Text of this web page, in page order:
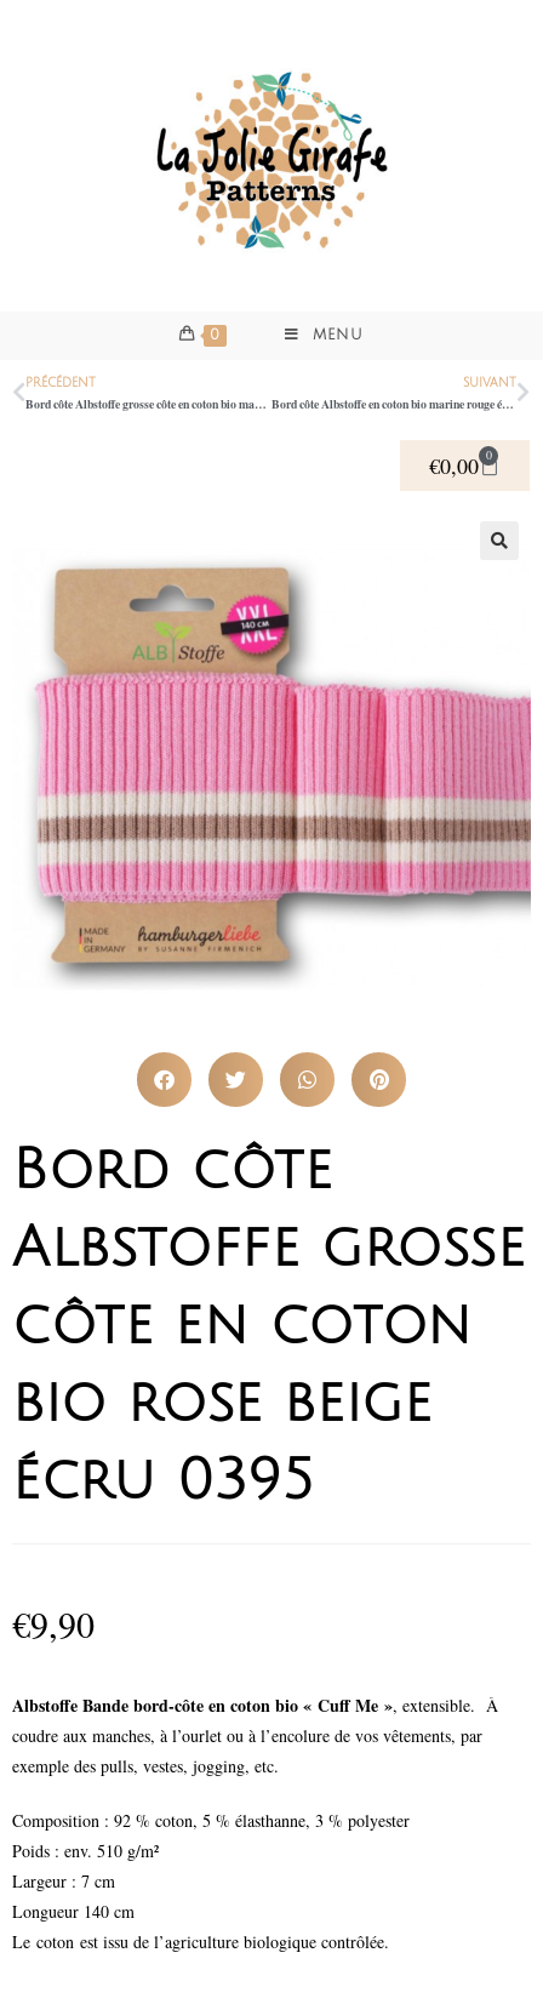
0 MENU
PRÉCÉDENT
Bord côte Albstoffe grosse côte en coton bio marine rouge écru 0395
SUIVANT
Bord côte Albstoffe en coton bio marine rouge écru 0395
€0,00 0
Bord côte
Albstoffe grosse
côte en coton
bio rose beige
écru 0395
€9,90
Albstoffe Bande bord-côte en coton bio « Cuff Me », extensible. À
coudre aux manches, à l’ourlet ou à l’encolure de vos vêtements, par
exemple des pulls, vestes, jogging, etc.
Composition : 92 % coton, 5 % élasthanne, 3 % polyester
Poids : env. 510 g/m²
Largeur : 7 cm
Longueur 140 cm
Le coton est issu de l’agriculture biologique contrôlée.